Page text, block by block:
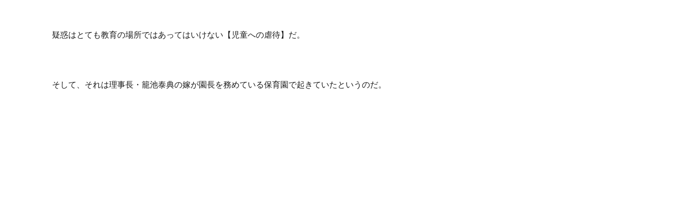
疑惑はとても教育の場所ではあってはいけない【児童への虐待】だ。
そして、それは理事長・籠池泰典の嫁が園長を務めている保育園で起きていたというのだ。